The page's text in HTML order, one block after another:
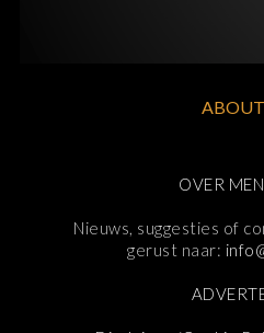
OVER
Nieuws, suggesties of
gerust naar: